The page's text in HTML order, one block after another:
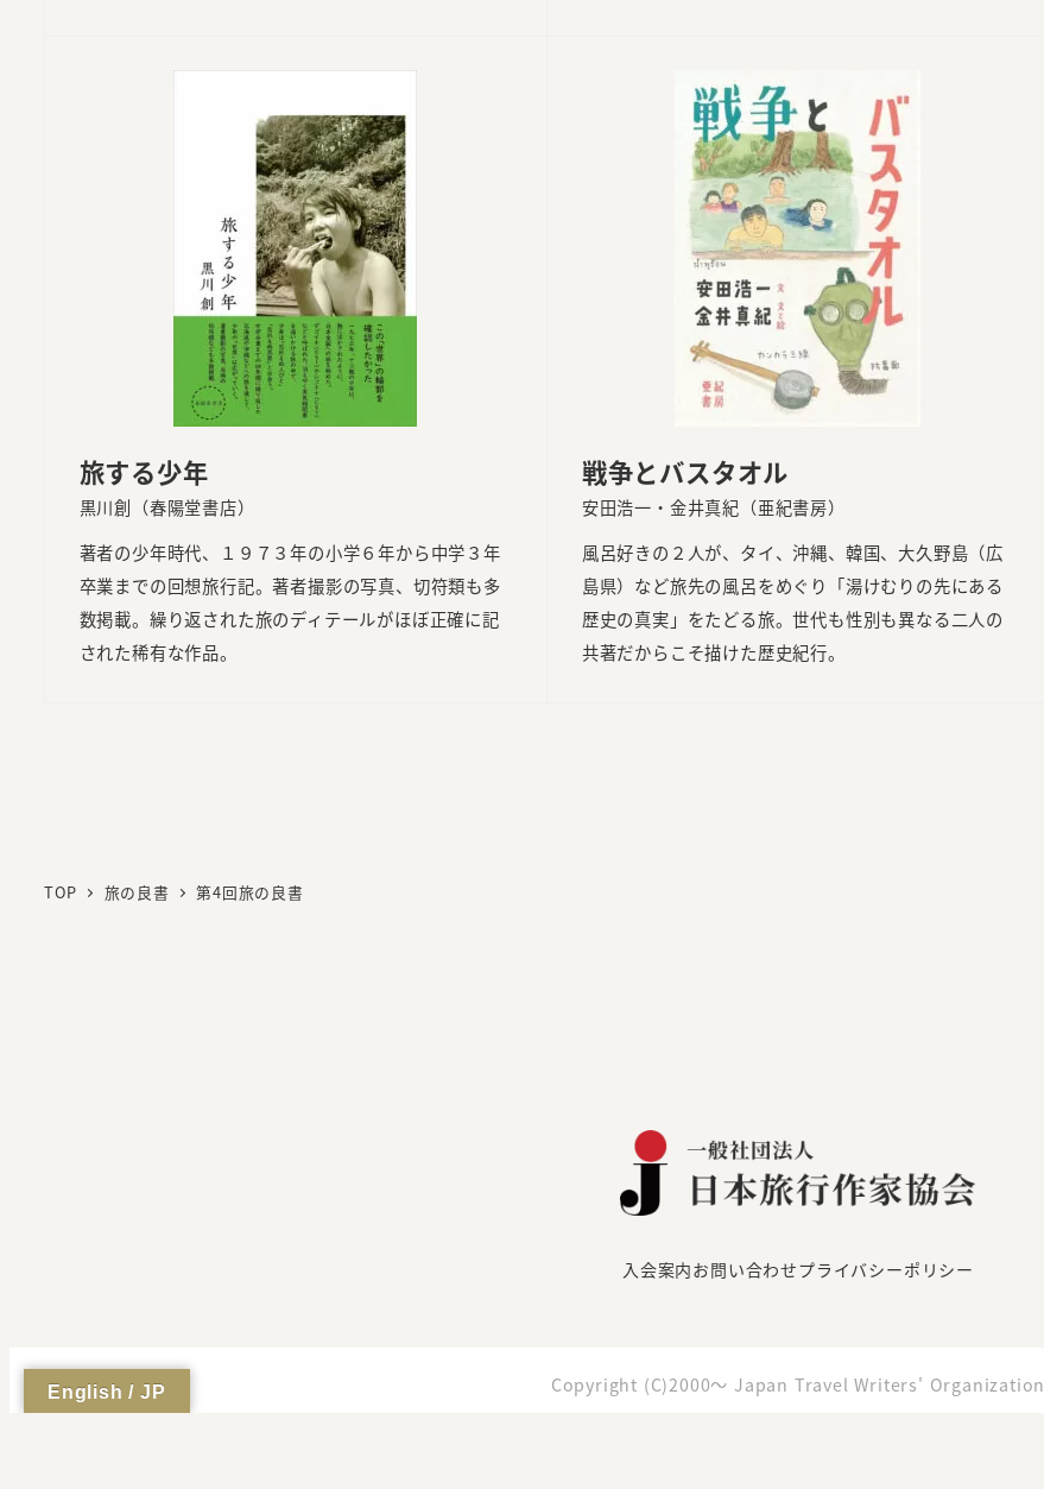
旅する少年
黒川創（春陽堂書店）
著者の少年時代、１９７３年の小学６年から中学３年
卒業までの回想旅行記。著者撮影の写真、切符類も多
数掲載。繰り返された旅のディテールがほぼ正確に記
された稀有な作品。
戦争とバスタオル
安田浩一・金井真紀（亜紀書房）
風呂好きの２人が、タイ、沖縄、韓国、大久野島（広
島県）など旅先の風呂をめぐり「湯けむりの先にある
歴史の真実」をたどる旅。世代も性別も異なる二人の
共著だからこそ描けた歴史紀行。
TOP 旅の良書 第4回旅の良書
入会案内お問い合わせプライバシーポリシー
Copyright (C)2000～ Japan Travel Writers' Organization
English / JP